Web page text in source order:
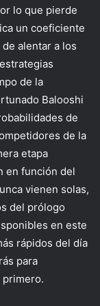
lo que pierde
un coeficiente
alentar a los
de la
Balooshi
de
de la
etapa
en función del
vienen solas,
del prólogo
en este
rápidos del día
para
primero.